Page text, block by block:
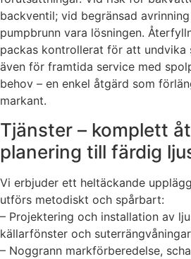
backventil; vid begränsad
pumpbrunn vara lösningen.
packas kontrollerat för att undvika
även för framtida service med
behov – en enkel åtgärd som
markant.
Tjänster – komplett
planering till färdig
Vi erbjuder ett heltäckande
utförs metodiskt och spårbart:
– Projektering och installation av
källarfönster och suterrängvåningar
– Noggrann markförberedelse,